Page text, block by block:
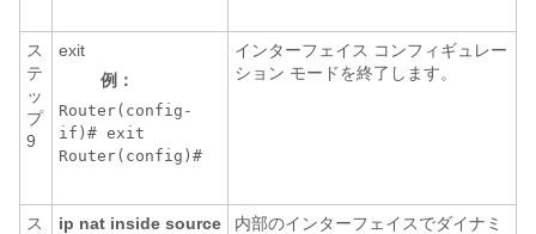
ス
テ
ッ
プ
9
exit
例：
Router(config-
if)# exit
Router(config)#
インターフェイス コンフィギュレー
ション モードを終了します。
ス
ip nat inside source
内部のインターフェイスでダイナミ